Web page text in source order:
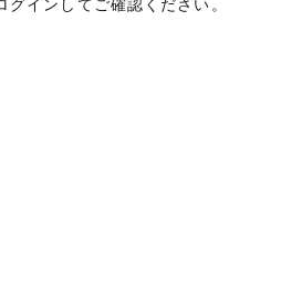
グインしてご確認ください。